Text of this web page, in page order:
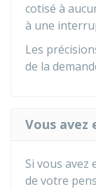
cotisé à
à une
Les
de la
Vous avez
Si vous avez
de votre